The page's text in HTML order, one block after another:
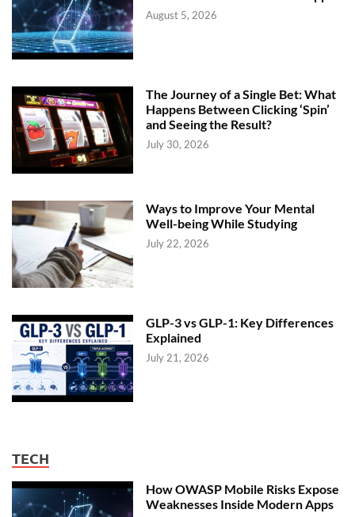
August 5, 2026
The Journey of a Single Bet: What
Happens Between Clicking ‘Spin’
and Seeing the Result?
July 30, 2026
Ways to Improve Your Mental
Well-being While Studying
July 22, 2026
GLP-3 vs GLP-1: Key Differences
Explained
July 21, 2026
TECH
How OWASP Mobile Risks Expose
Weaknesses Inside Modern Apps